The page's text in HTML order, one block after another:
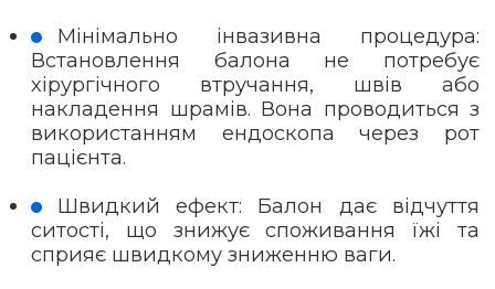
Мінімально інвазивна процедура:
Встановлення балона не потребує
хірургічного втручання, швів або
накладення шрамів. Вона проводиться з
використанням ендоскопа через рот
пацієнта.
Швидкий ефект: Балон дає відчуття
ситості, що знижує споживання їжі та
сприяє швидкому зниженню ваги.